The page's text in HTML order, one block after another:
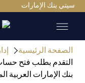
سيتي بنك الإمارات
الصفحة الرئيسية
التقدم بطلب فتح
بنك الإمارات العربية